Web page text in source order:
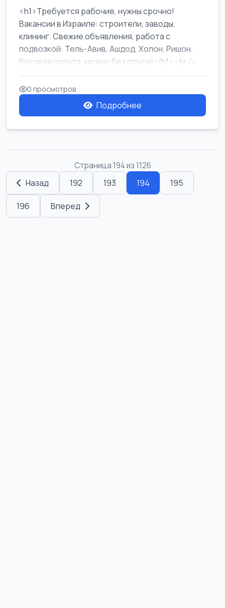
<h1>Требуется рабочие, нужны срочно!
Вакансии в Израиле: строители, заводы,
клининг. Свежие объявления, работа с
подвозкой: Тель-Авив, Ашдод, Холон, Ришон.
Высокая оплата, можно без опыта!</h1><br />
...
0 просмотров
Подробнее
Страница 194 из 1126
Назад 192 193 194 195
196 Вперед